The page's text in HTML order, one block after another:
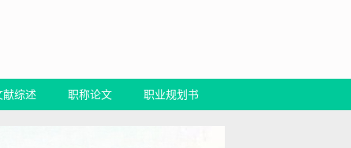
献综述 职称论文 职业规划书